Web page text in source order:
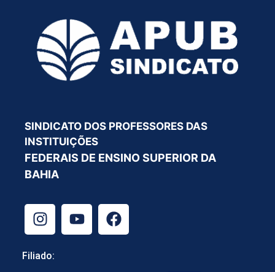
SINDICATO DOS PROFESSORES DAS
INSTITUIÇÕES
FEDERAIS DE ENSINO SUPERIOR DA
BAHIA
Filiado: